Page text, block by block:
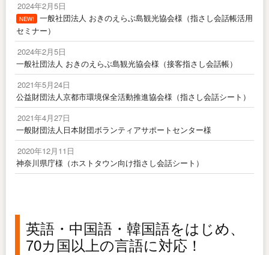
2024年2月5日
NEW! 一般社団法人 おきのえらぶ島観光協会様（指さし会話帳活用
セミナー）
2024年2月5日
一般社団法人 おきのえらぶ島観光協会様（接客指さし会話帳）
2021年5月24日
公益財団法人京都市環境保全活動推進協会様（指さし会話シート）
2021年4月27日
一般財団法人日本財団ボランティアサポートセンター様
2020年12月11日
神奈川県庁様（ホストタウン向け指さし会話シート）
英語・中国語・韓国語をはじめ、
70カ国以上の言語に対応！